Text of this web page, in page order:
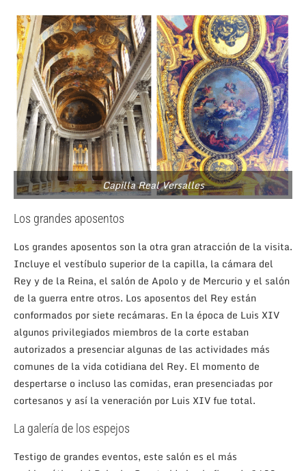
Capilla Real Versalles
Los grandes aposentos
Los grandes aposentos son la otra gran atracción de la visita.
Incluye el vestíbulo superior de la capilla, la cámara del
Rey y de la Reina, el salón de Apolo y de Mercurio y el salón
de la guerra entre otros. Los aposentos del Rey están
conformados por siete recámaras. En la época de Luis XIV
algunos privilegiados miembros de la corte estaban
autorizados a presenciar algunas de las actividades más
comunes de la vida cotidiana del Rey. El momento de
despertarse o incluso las comidas, eran presenciadas por
cortesanos y así la veneración por Luis XIV fue total.
La galería de los espejos
Testigo de grandes eventos, este salón es el más